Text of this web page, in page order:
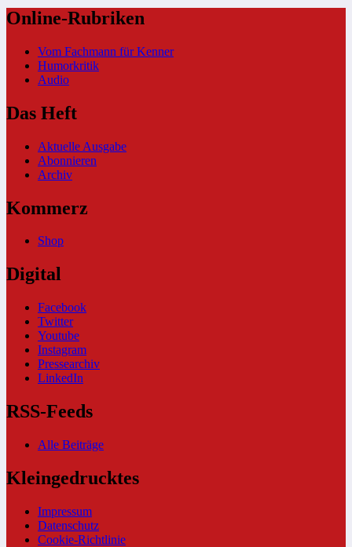
Online-Rubriken
Vom Fachmann für Kenner
Humorkritik
Audio
Das Heft
Aktuelle Ausgabe
Abonnieren
Archiv
Kommerz
Shop
Digital
Facebook
Twitter
Youtube
Instagram
Pressearchiv
LinkedIn
RSS-Feeds
Alle Beiträge
Kleingedrucktes
Impressum
Datenschutz
Cookie-Richtlinie